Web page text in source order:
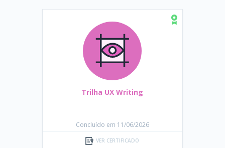
Trilha UX Writing
Concluído em 11/06/2026
VER CERTIFICADO